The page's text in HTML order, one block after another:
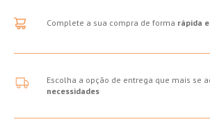
Complete a sua compra de forma rápida
Escolha a opção de entrega que mais se
necessidades